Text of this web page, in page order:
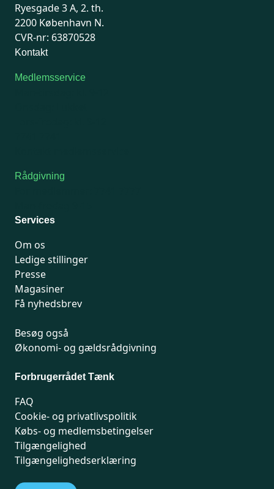
Ryesgade 3 A, 2. th.
2200 København N.
CVR-nr: 63870528
Kontakt
Medlemsservice
Rådgivning
Services
Om os
Ledige stillinger
Presse
Magasiner
Få nyhedsbrev
Besøg også
Økonomi- og gældsrådgivning
Forbrugerrådet Tænk
FAQ
Cookie- og privatlivspolitik
Købs- og medlemsbetingelser
Tilgængelighed
Tilgængelighedserklæring